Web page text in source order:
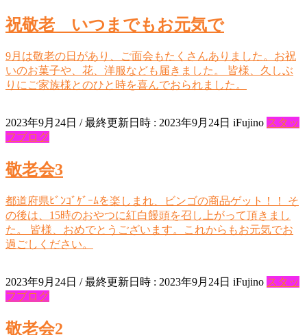
祝敬老 いつまでもお元気で
9月は敬老の日があり、ご面会もたくさんありました。お祝
いのお菓子や、花、洋服なども届きました。 皆様、久しぶ
りにご家族様とのひと時を喜んでおられました。
2023年9月24日 / 最終更新日時 : 2023年9月24日 iFujino スタッ
フブログ
敬老会3
都道府県ﾋﾞﾝｺﾞｹﾞｰﾑを楽しまれ、ビンゴの商品ゲット！！ そ
の後は、15時のおやつに紅白饅頭を召し上がって頂きまし
た。 皆様、おめでとうございます。これからもお元気でお
過ごしください。
2023年9月24日 / 最終更新日時 : 2023年9月24日 iFujino スタッ
フブログ
敬老会2